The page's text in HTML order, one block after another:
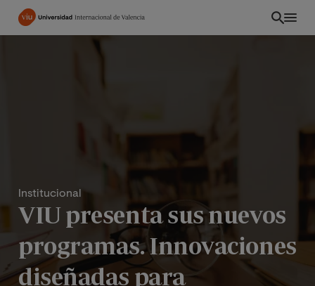
Pasar
INT
Institucional
VIU presenta sus nuevos
programas. Innovaciones
diseñadas para